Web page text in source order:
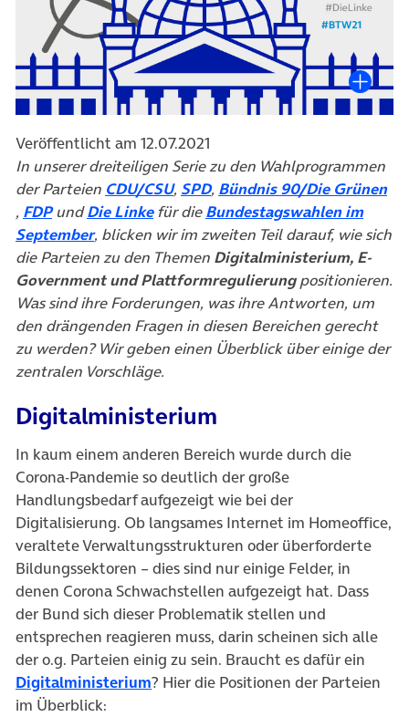
Veröffentlicht am 12.07.2021
In unserer dreiteiligen Serie zu den Wahlprogrammen
der Parteien CDU/CSU(öffnet in neuem Tab)
, SPD(öffnet in neuem Tab)
, Bündnis 90/Die Grünen
(öffnet in neuem Tab)
, FDP(öffnet in neuem Tab)
undDie Linke(öffnet in neuem Tab)
für dieBundestagswahlen im
September(öffnet in neuem Tab)
, blicken wir im zweiten Teil darauf, wie sich
die Parteien zu den Themen Digitalministerium, E-
Government und Plattformregulierungpositionieren.
Was sind ihre Forderungen, was ihre Antworten, um
den drängenden Fragen in diesen Bereichen gerecht
zu werden? Wir geben einen Überblick über einige der
zentralen Vorschläge.
Digitalministerium
In kaum einem anderen Bereich wurde durch die
Corona-Pandemie so deutlich der große
Handlungsbedarf aufgezeigt wie bei der
Digitalisierung. Ob langsames Internet im Homeoffice,
veraltete Verwaltungsstrukturen oder überforderte
Bildungssektoren – dies sind nur einige Felder, in
denen Corona Schwachstellen aufgezeigt hat. Dass
der Bund sich dieser Problematik stellen und
entsprechen reagieren muss, darin scheinen sich alle
der o.g. Parteien einig zu sein. Braucht es dafür ein
Digitalministerium(öffnet in neuem Tab)
? Hier die Positionen der Parteien
im Überblick: